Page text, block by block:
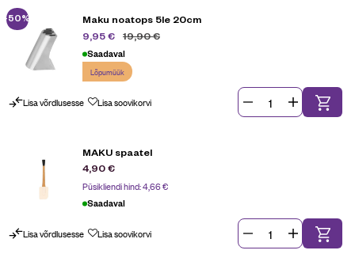
-50%
Maku noatops 5le 20cm
19,90€
9,95€
Saadaval
Lõpumüük
Lisa võrdlusesse Lisa soovikorvi
MAKU spaatel
4,90€
Püsikliendi hind:4,66€
Saadaval
Lisa võrdlusesse Lisa soovikorvi